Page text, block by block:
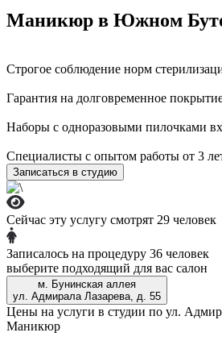
ул. Маршала Савицкого, д. 8
м. Строгино
б-р Строгинский, д. 9
+7 (965) 404-75-45
Записаться
Лазерная эпиляция
4800 р. все тело
Телеграм-бот
Маникюр в Южном
Строгое соблюдение норм
Гарантия на долговременное
Наборы с одноразовыми пилочками
Специалисты с опытом работы от 3
Записаться в студию
Сейчас эту услугу смотрят 29 человек
Записалось на процедуру 36 человек
выберите подходящий для вас салон
м. Бунинская аллея
ул. Адмирала Лазарева, д. 55
Цены на услуги в студии по ул.
Маникюр